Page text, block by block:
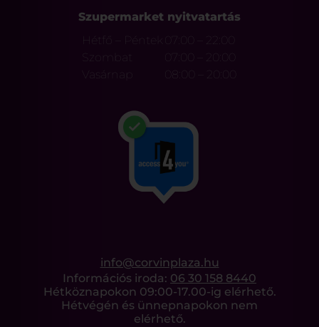
Szupermarket nyitvatartás
Hétfő – Péntek
07:00 – 22:00
Szombat
07:00 – 20:00
Vasárnap
08:00 – 20:00
info@corvinplaza.hu
Információs iroda: 06 30 158 8440
Hétköznapokon 09:00-17.00-ig elérhető.
Hétvégén és ünnepnapokon nem
elérhető.